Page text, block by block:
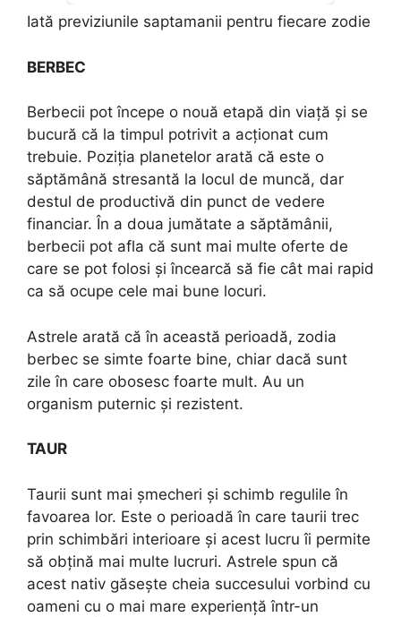
Iată previziunile saptamanii pentru fiecare zodie
BERBEC
Berbecii pot începe o nouă etapă din viață și se
bucură că la timpul potrivit a acționat cum
trebuie. Poziția planetelor arată că este o
săptămână stresantă la locul de muncă, dar
destul de productivă din punct de vedere
financiar. În a doua jumătate a săptămânii,
berbecii pot afla că sunt mai multe oferte de
care se pot folosi și încearcă să fie cât mai rapid
ca să ocupe cele mai bune locuri.
Astrele arată că în această perioadă, zodia
berbec se simte foarte bine, chiar dacă sunt
zile în care obosesc foarte mult. Au un
organism puternic și rezistent.
TAUR
Taurii sunt mai șmecheri și schimb regulile în
favoarea lor. Este o perioadă în care taurii trec
prin schimbări interioare și acest lucru îi permite
să obțină mai multe lucruri. Astrele spun că
acest nativ găsește cheia succesului vorbind cu
oameni cu o mai mare experiență într-un